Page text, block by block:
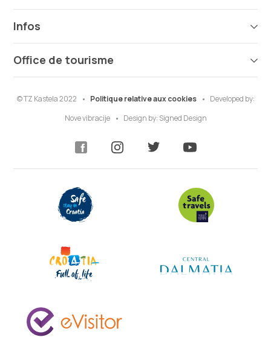
Infos
Office de tourisme
© TZ Kastela 2022 Politique relative aux cookies
Developed by:
Nove vibracije
Design by: Signed Design